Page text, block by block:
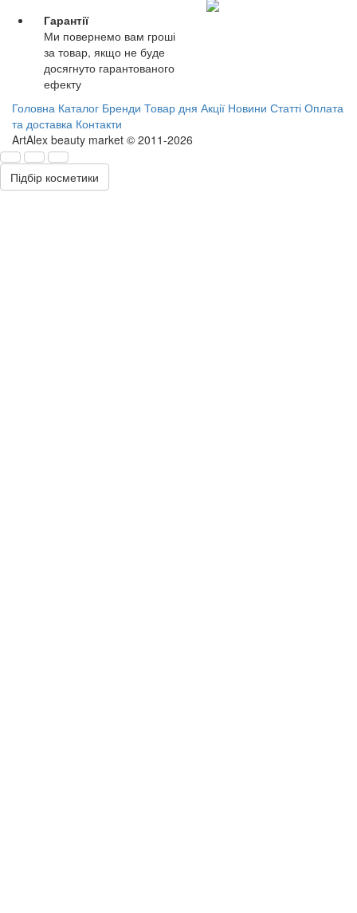
Гарантії
Ми повернемо вам гроші
за товар, якщо не буде
досягнуто гарантованого
ефекту
Головна Каталог Бренди Товар дня Акції Новини Статті Оплата
та доставка Контакти
ArtAlex beauty market © 2011-2026
Підбір косметики